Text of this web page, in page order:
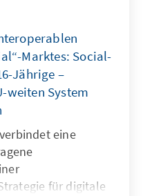
Marktes: Social-
Jährige –
weiten System
eine
für digitale